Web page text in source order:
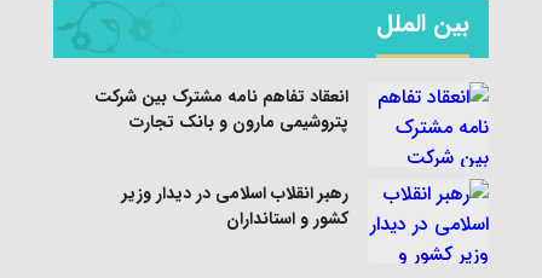
بین الملل
انعقاد تفاهم نامه مشترک بین شرکت
پتروشیمی مارون و بانک تجارت
رهبر انقلاب اسلامی در دیدار وزیر
کشور و استانداران